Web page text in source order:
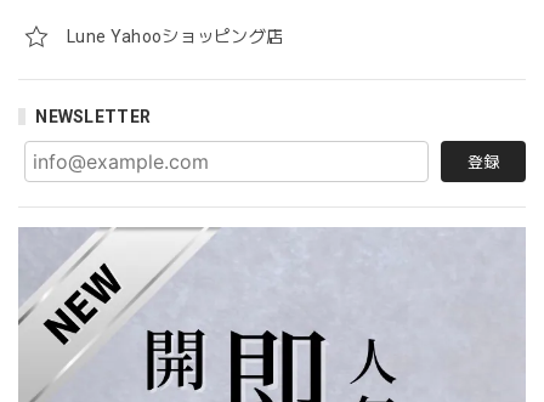
Lune Yahooショッピング店
NEWSLETTER
登録